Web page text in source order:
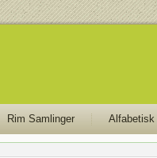
Rim Samlinger Alfabetisk